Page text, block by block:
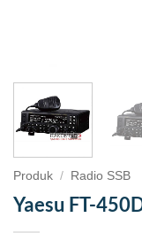
Produk / Radio SSB
Yaesu FT-